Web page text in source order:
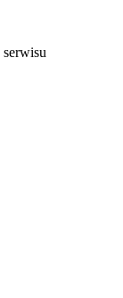
serwisu